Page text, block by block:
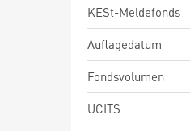
KESt-Meldefonds
Auflagedatum
Fondsvolumen
UCITS